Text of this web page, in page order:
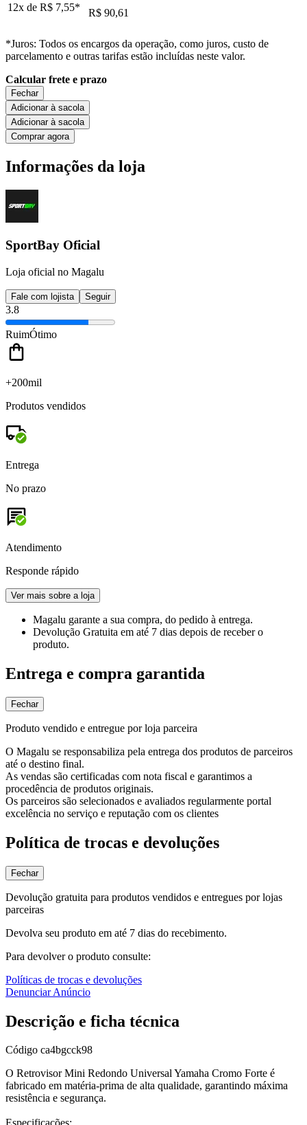
12x de R$ 7,55* R$ 90,61
*Juros: Todos os encargos da operação, como juros, custo de
parcelamento e outras tarifas estão incluídas neste valor.
Calcular frete e prazo
Fechar
Adicionar à sacola
Adicionar à sacola
Comprar agora
Informações da loja
SportBay Oficial
Loja oficial no Magalu
Fale com lojista Seguir
3.8
RuimÓtimo
+200mil
Produtos vendidos
Entrega
No prazo
Atendimento
Responde rápido
Ver mais sobre a loja
Magalu garante a sua compra, do pedido à entrega.
Devolução Gratuita em até 7 dias depois de receber o
produto.
Entrega e compra garantida
Fechar
Produto vendido e entregue por loja parceira
O Magalu se responsabiliza pela entrega dos produtos de parceiros
até o destino final.
As vendas são certificadas com nota fiscal e garantimos a
procedência de produtos originais.
Os parceiros são selecionados e avaliados regularmente portal
excelência no serviço e reputação com os clientes
Política de trocas e devoluções
Fechar
Devolução gratuita para produtos vendidos e entregues por lojas
parceiras
Devolva seu produto em até 7 dias do recebimento.
Para devolver o produto consulte:
Políticas de trocas e devoluções
Denunciar Anúncio
Descrição e ficha técnica
Código ca4bgcck98
O Retrovisor Mini Redondo Universal Yamaha Cromo Forte é
fabricado em matéria-prima de alta qualidade, garantindo máxima
resistência e segurança.